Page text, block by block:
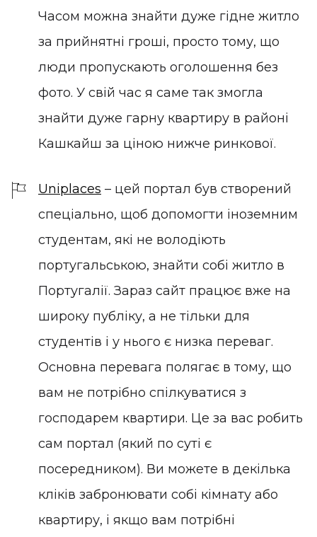
Часом можна знайти дуже гідне житло
за прийнятні гроші, просто тому, що
люди пропускають оголошення без
фото. У свій час я саме так змогла
знайти дуже гарну квартиру в районі
Кашкайш за ціною нижче ринкової.
Uniplaces – цей портал був створений
спеціально, щоб допомогти іноземним
студентам, які не володіють
португальською, знайти собі житло в
Португалії. Зараз сайт працює вже на
широку публіку, а не тільки для
студентів і у нього є низка переваг.
Основна перевага полягає в тому, що
вам не потрібно спілкуватися з
господарем квартири. Це за вас робить
сам портал (який по суті є
посередником). Ви можете в декілька
кліків забронювати собі кімнату або
квартиру, і якщо вам потрібні